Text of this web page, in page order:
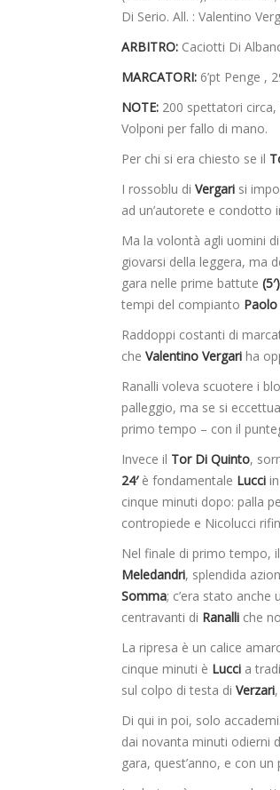
Di Serio. All. : Valentino
ARBITRO: Caciotti Di
MARCATORI: 6’pt Penge ,
NOTE: 200 spettatori circa,
Volponi per fallo di mano.
Per chi si era chiesto se il
I rossoblu di Vergari si
ad un’autorete e condotto
Ma la volontà agli uomini di
giovarsi della leggera, ma
gara nelle prime battute
tempi del compianto
Raddoppi costanti di
che Valentino Vergari ha
Ranalli voleva scuotere i
palleggio, ma se si
primo tempo – con il
Invece il Tor Di Quinto,
24′è fondamentale Lucci
cinque minuti dopo: palla
contropiede e Nicolucci
Nel finale di primo tempo,
Meledandri, splendida
Somma; c’era stato anche
centravanti di Ranalli che
La ripresa è un calice
cinque minuti è Lucci a
sul colpo di testa di Verzari
Di qui in poi, solo
dai novanta minuti odierni
gara, quest’anno, e con